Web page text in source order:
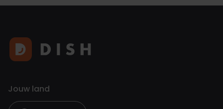
Jouw land